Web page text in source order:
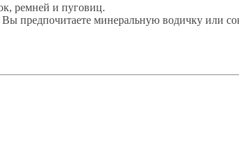
ремней и пуговиц.
предпочитаете минеральную водичку или